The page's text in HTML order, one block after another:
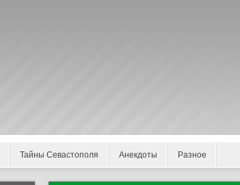
Тайны Севастополя Анекдоты Разное